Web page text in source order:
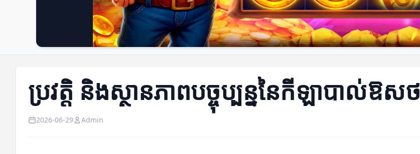
ប្រវត្តិ និងស្ថានភាពបច្ចុប្បន្ននៃកីឡាបាល់ឱសថ
2026-06-29 Admin